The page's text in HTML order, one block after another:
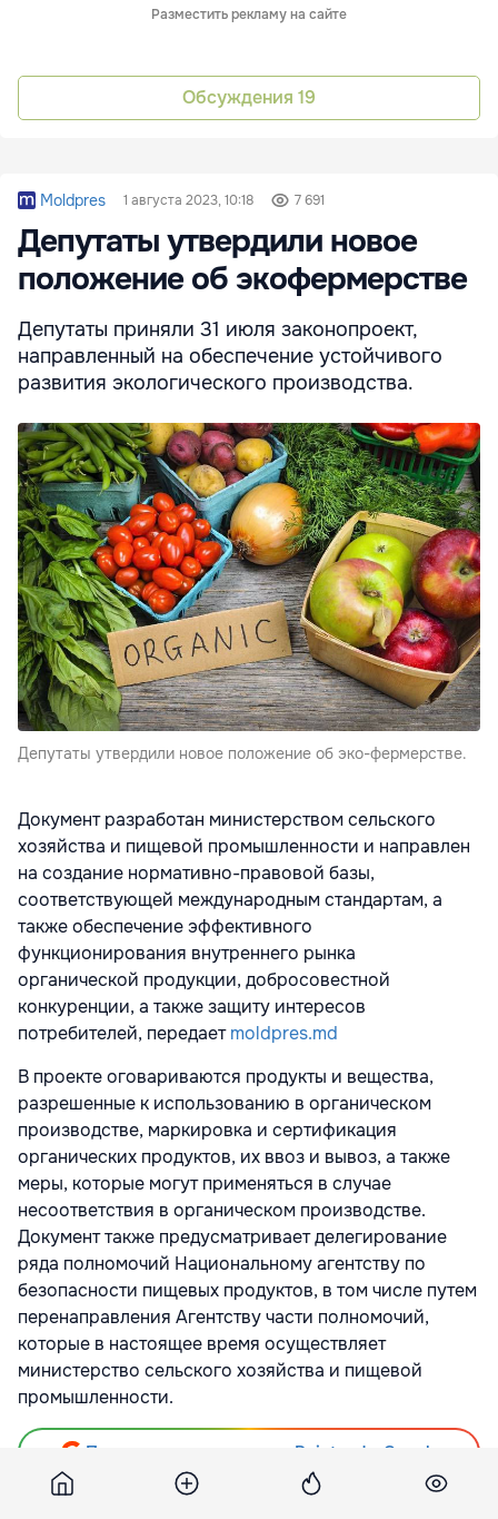
Разместить рекламу на сайте
Обсуждения 19
Moldpres 1 августа 2023, 10:18 7 691
Депутаты утвердили новое
положение об экофермерстве
Депутаты приняли 31 июля законопроект,
направленный на обеспечение устойчивого
развития экологического производства.
Депутаты утвердили новое положение об эко-фермерстве.
Документ разработан министерством сельского
хозяйства и пищевой промышленности и направлен
на создание нормативно-правовой базы,
соответствующей международным стандартам, а
также обеспечение эффективного
функционирования внутреннего рынка
органической продукции, добросовестной
конкуренции, а также защиту интересов
потребителей, передаетmoldpres.md
В проекте оговариваются продукты и вещества,
разрешенные к использованию в органическом
производстве, маркировка и сертификация
органических продуктов, их ввоз и вывоз, а также
меры, которые могут применяться в случае
несоответствия в органическом производстве.
Документ также предусматривает делегирование
ряда полномочий Национальному агентству по
безопасности пищевых продуктов, в том числе путем
перенаправления Агентству части полномочий,
которые в настоящее время осуществляет
министерство сельского хозяйства и пищевой
промышленности.
Подпишитесь на новости Point.md в Google